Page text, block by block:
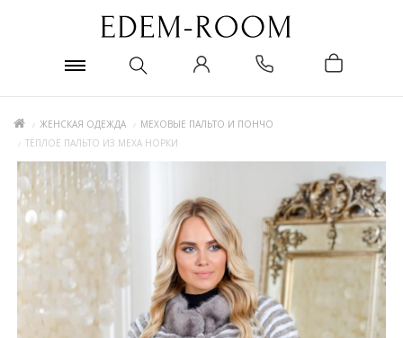
ЖЕНСКАЯ ОДЕЖДА
МЕХОВЫЕ ПАЛЬТО И ПОНЧО
ТЁПЛОЕ ПАЛЬТО ИЗ МЕХА НОРКИ